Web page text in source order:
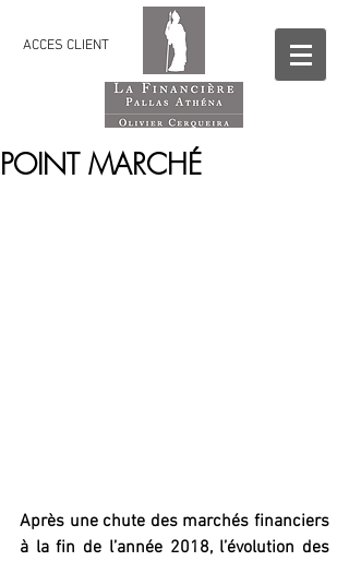
ACCES CLIENT
POINT MARCHÉ
Après une chute des marchés financiers
à la fin de l’année 2018, l’évolution des